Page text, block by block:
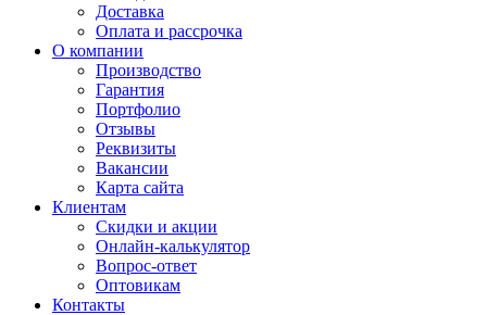
Доставка
Оплата и рассрочка
О компании
Производство
Гарантия
Портфолио
Отзывы
Реквизиты
Вакансии
Карта сайта
Клиентам
Скидки и акции
Онлайн-калькулятор
Вопрос-ответ
Оптовикам
Контакты